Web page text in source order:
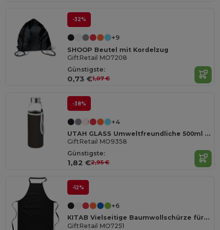
-32%
+9
SHOOP Beutel mit Kordelzug
GiftRetail MO7208
Günstigste:
0,73 €1,07 €
-38%
+4
UTAH GLASS Umweltfreundliche 500ml Glasflasche mit Neoprenhülle
GiftRetail MO9358
Günstigste:
1,82 €2,95 €
-12%
+6
KITAB Vielseitige Baumwollschürze für Küche und Garten
GiftRetail MO7251